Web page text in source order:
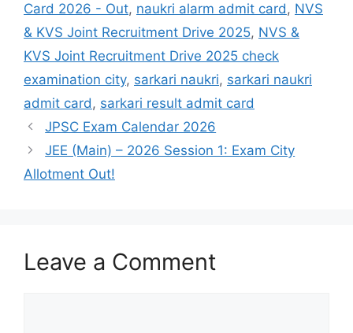
Card 2026 - Out, naukri alarm admit card, NVS
& KVS Joint Recruitment Drive 2025, NVS &
KVS Joint Recruitment Drive 2025 check
examination city, sarkari naukri, sarkari naukri
admit card, sarkari result admit card
JPSC Exam Calendar 2026
JEE (Main) – 2026 Session 1: Exam City
Allotment Out!
Leave a Comment